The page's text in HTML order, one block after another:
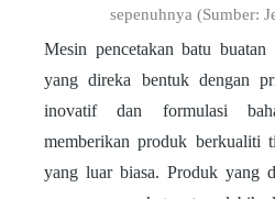
sepenuhnya (Sumber:
Mesin pencetakan batu buatan
yang direka bentuk dengan
inovatif dan formulasi
memberikan produk berkualiti
yang luar biasa. Produk yang